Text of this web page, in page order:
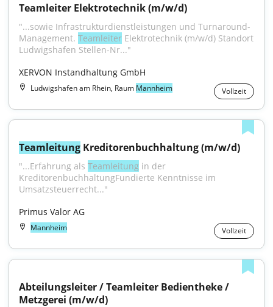
Teamleiter Elektrotechnik (m/w/d)
"...sowie Infrastrukturdienstleistungen und Turnaround-
Management. Teamleiter Elektrotechnik (m/w/d) Standort
Ludwigshafen Stellen-Nr..."
XERVON Instandhaltung GmbH
Ludwigshafen am Rhein, Raum Mannheim Vollzeit
Teamleitung Kreditorenbuchhaltung (m/w/d)
"...Erfahrung als Teamleitung in der
KreditorenbuchhaltungFundierte Kenntnisse im
Umsatzsteuerrecht..."
Primus Valor AG
Mannheim Vollzeit
Abteilungsleiter / Teamleiter Bedientheke /
Metzgerei (m/w/d)